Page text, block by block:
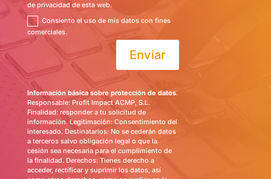
de privacidad de esta web.
Consiento el uso de mis datos con fines
comerciales.
Enviar
Información básica sobre protección de datos.
Responsable: Profit Impact ACMP, S.L.
Finalidad: responder a tu solicitud de
información. Legitimación: Consentimiento del
interesado. Destinatarios: No se cederán datos
a terceros salvo obligación legal o que la
cesión sea necesaria para el cumplimiento de
la finalidad. Derechos: Tienes derecho a
acceder, rectificar y suprimir los datos, así